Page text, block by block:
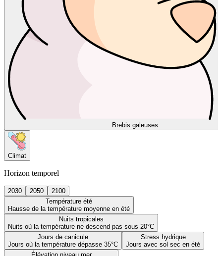
Brebis galeuses
Climat
Horizon temporel
2030 2050
2100
Température été
Hausse de la température moyenne en été
Nuits tropicales
Nuits où la température ne descend pas sous 20°C
Jours de canicule
Jours où la température dépasse 35°C
Stress hydrique
Jours avec sol sec en été